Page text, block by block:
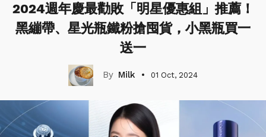
2024週年慶最勸敗「明星優惠組」推薦！
黑繃帶、星光瓶鐵粉搶囤貨，小黑瓶買一
送一
Milk 01 Oct, 2024